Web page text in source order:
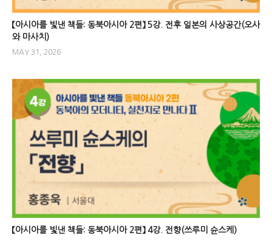
【아시아를 빛낸 책들: 동북아시아 2편】 5강. 전후 일본의 사상공간(오사
와 마사치)
MAY 31, 2026
【아시아를 빛낸 책들: 동북아시아 2편】 4강. 전향(쓰루미 슌스케)